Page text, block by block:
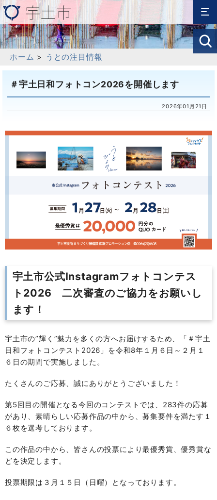
ホーム > うとの注目情報
＃宇土日和フォトコン2026を開催します
2026年01月21日
宇土市公式Instagramフォトコンテス
ト2026 二次審査のご協力をお願いし
ます！
宇土市の”輝く”魅力を多くの方へお届けするため、「＃宇土
日和フォトコンテスト2026」を令和8年１月６日～２月１
６日の期間で実施しました。
たくさんのご応募、誠にありがとうございました！
第5回目の開催となる今回のコンテストでは、283件の応募
があり、素晴らしい応募作品の中から、募集要件を満たす１
６枚を選考しております。
この作品の中から、皆さんの投票により最優秀賞、優秀賞な
どを決定します。
投票期限は３月１５日（日曜）となっております。